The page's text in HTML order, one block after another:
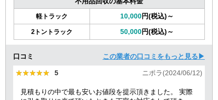
軽トラック 10,000円(税込)～
2トントラック 50,000円(税込)～
口コミ この業者の口コミをもっと見る▶
★★★★★
★★★★★ 5 ニポラ(2024/06/12)
見積もりの中で最も安いお値段を提示頂きました。 実際